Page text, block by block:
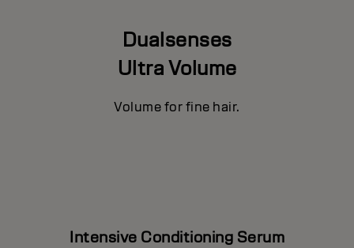
Dualsenses
Ultra Volume
Volume for fine hair.
Intensive Conditioning Serum